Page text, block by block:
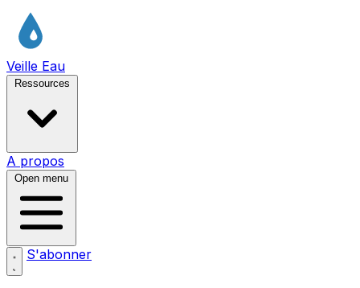
Veille Eau
Ressources
A propos
Open menu
S'abonner